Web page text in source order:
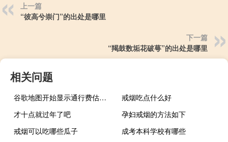
上一篇
“彼高兮崇门”的出处是哪里
下一篇
“羯鼓数垢花破萼”的出处是哪里
相关问题
谷歌地图开始显示通行费估算 以帮助您计划行程
戒烟吃点什么好
才十点就过年了吧
孕妇戒烟的方法如下
戒烟可以吃哪些瓜子
成考本科学校有哪些